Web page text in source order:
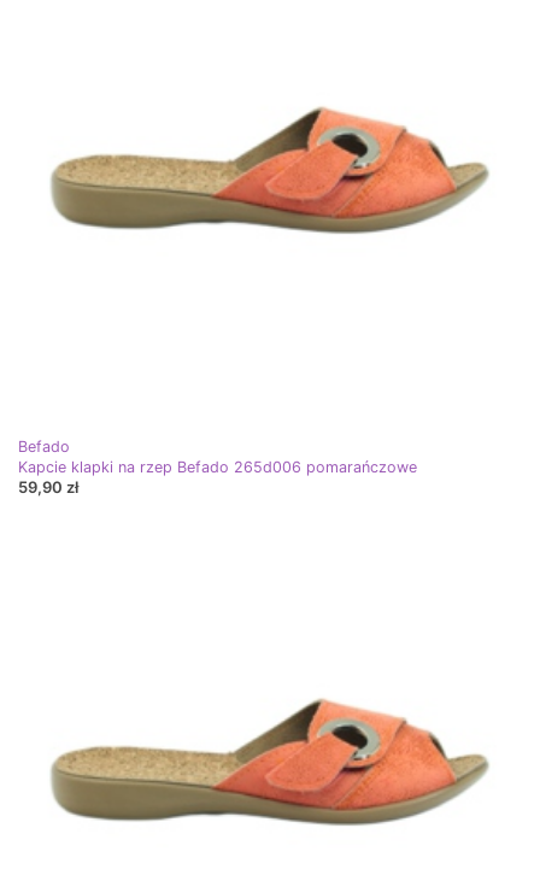
Befado
Kapcie klapki na rzep Befado 265d006 pomarańczowe
59,90 zł